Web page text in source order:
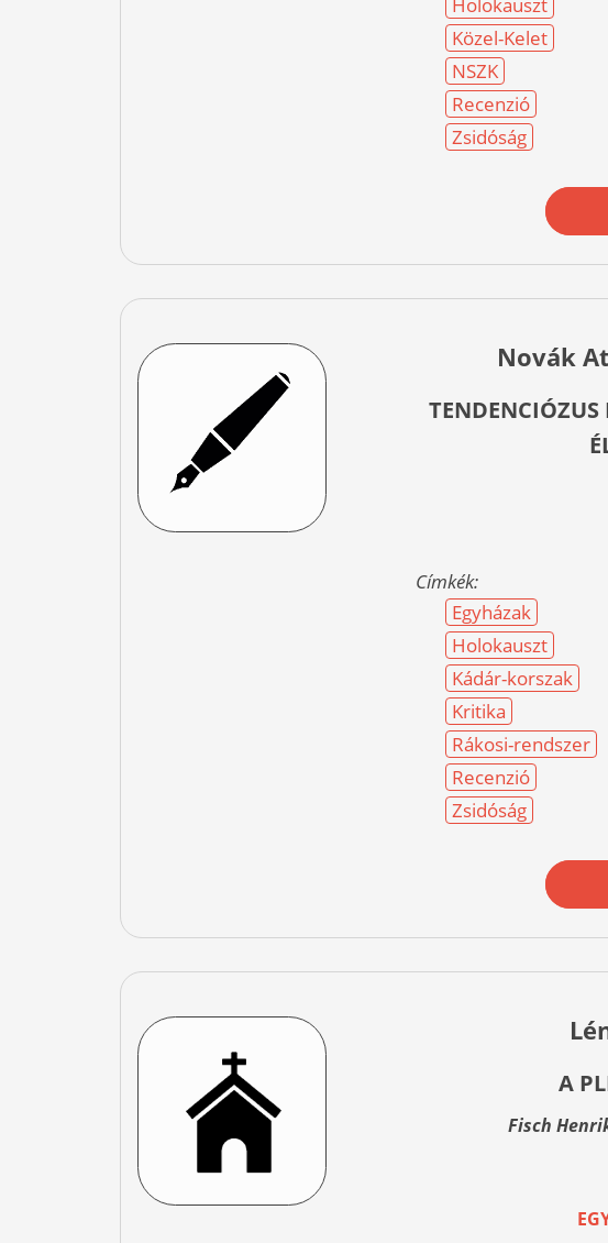
Közel-Kelet
NSZK
Recenzió
Zsidóság
Novák
TENDENCIÓZUS
Címkék:
Egyházak
Holokauszt
Kádár-korszak
Kritika
Rákosi-rendszer
Recenzió
Zsidóság
A
Fisch